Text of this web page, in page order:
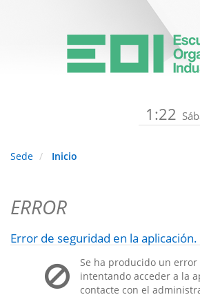
1:22
Sede Inicio
ERROR
Error de seguridad en la aplicación.
Se ha producido un
intentando acceder a la
contacte con el